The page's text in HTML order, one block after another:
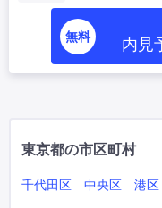
無料 内見
東京都の市区町村
千代田区 中央区 港区